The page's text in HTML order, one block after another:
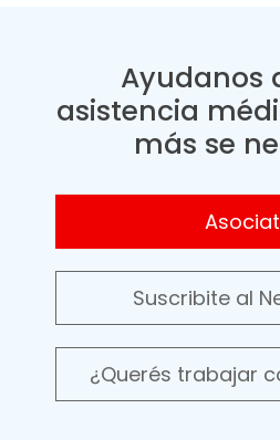
Ayudanos
asistencia
más se
Suscribite al
¿Querés trabajar